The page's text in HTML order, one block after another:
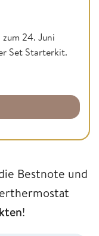
24. Juni
Set Starterkit.
Bestnote und
!